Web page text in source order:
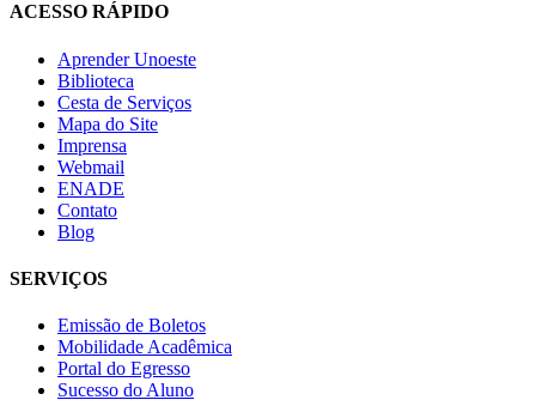
ACESSO RÁPIDO
Aprender Unoeste
Biblioteca
Cesta de Serviços
Mapa do Site
Imprensa
Webmail
ENADE
Contato
Blog
SERVIÇOS
Emissão de Boletos
Mobilidade Acadêmica
Portal do Egresso
Sucesso do Aluno